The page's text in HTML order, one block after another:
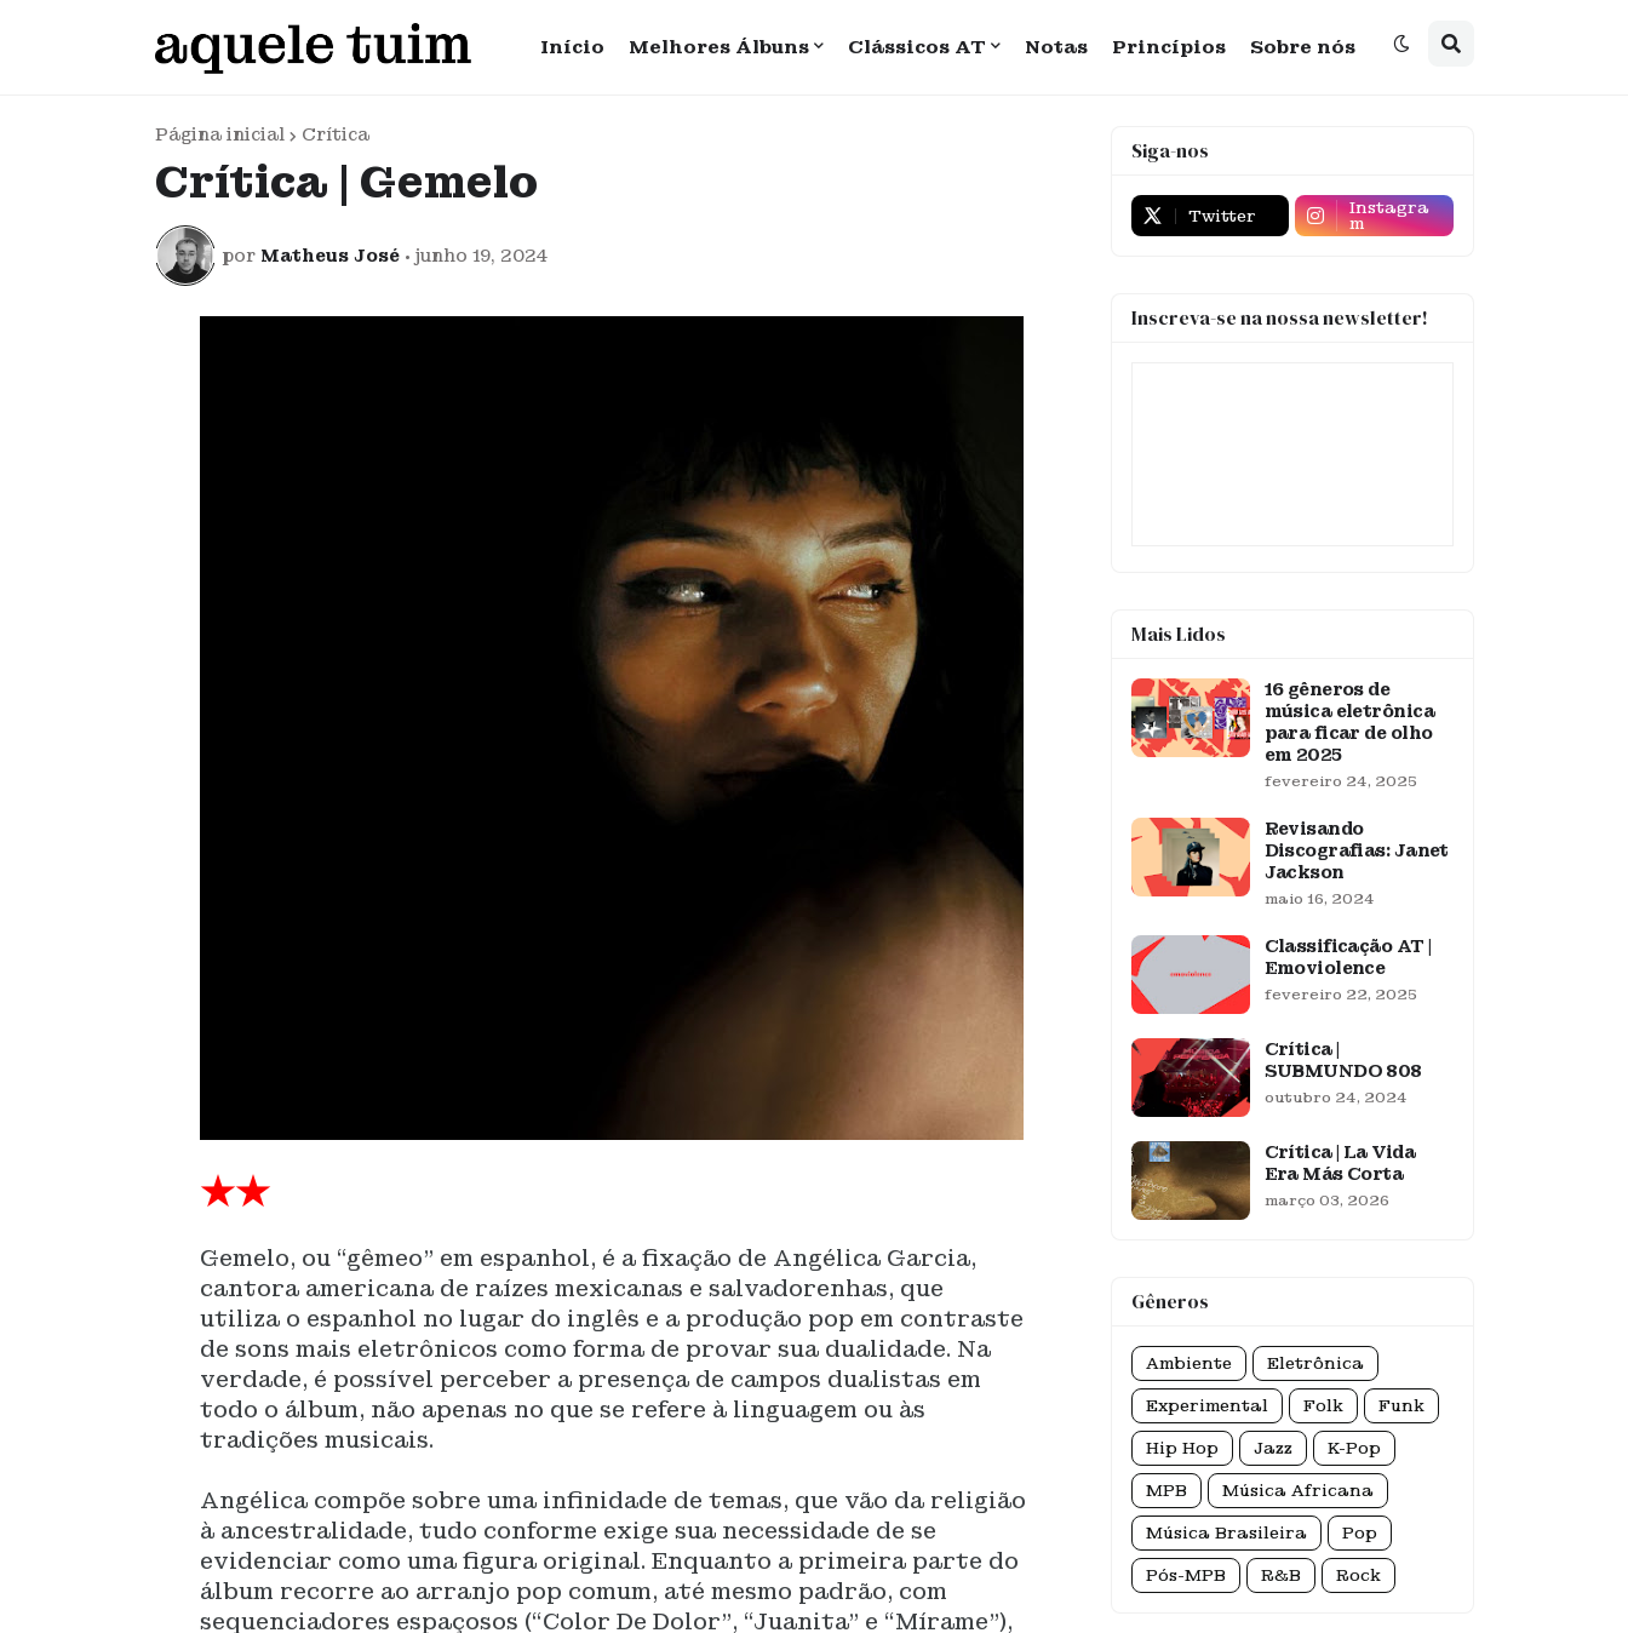
Início Melhores Álbuns Clássicos AT Notas Princípios Sobre nós
Página inicial Crítica
Crítica | Gemelo
por Matheus José • junho 19, 2024
★★
Gemelo, ou “gêmeo” em espanhol, é a fixação de Angélica Garcia,
cantora americana de raízes mexicanas e salvadorenhas, que
utiliza o espanhol no lugar do inglês e a produção pop em contraste
de sons mais eletrônicos como forma de provar sua dualidade. Na
verdade, é possível perceber a presença de campos dualistas em
todo o álbum, não apenas no que se refere à linguagem ou às
tradições musicais.
Angélica compõe sobre uma infinidade de temas, que vão da religião
à ancestralidade, tudo conforme exige sua necessidade de se
evidenciar como uma figura original.Enquanto a primeira parte do
álbum recorre ao arranjo pop comum, até mesmo padrão, com
sequenciadores espaçosos (“Color De Dolor”, “Juanita” e “Mírame”),
Siga-nos
Twitter Instagra
m
Inscreva-se na nossa newsletter!
Mais Lidos
16 gêneros de
música eletrônica
para ficar de olho
em 2025
fevereiro 24, 2025
Revisando
Discografias: Janet
Jackson
maio 16, 2024
Classificação AT |
Emoviolence
fevereiro 22, 2025
Crítica |
SUBMUNDO 808
outubro 24, 2024
Crítica | La Vida
Era Más Corta
março 03, 2026
Gêneros
Ambiente Eletrônica
Experimental Folk Funk
Hip Hop Jazz K-Pop
MPB Música Africana
Música Brasileira Pop
Pós-MPB R&B Rock